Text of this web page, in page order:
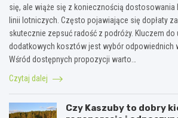
się, ale wiąże się z koniecznością dostosowania
linii lotniczych. Często pojawiające się dopłaty
skutecznie zepsuć radość z podróży. Kluczem do
dodatkowych kosztów jest wybór odpowiednich
Wśród dostępnych propozycji warto…
Czytaj dalej
Czy Kaszuby to dobry